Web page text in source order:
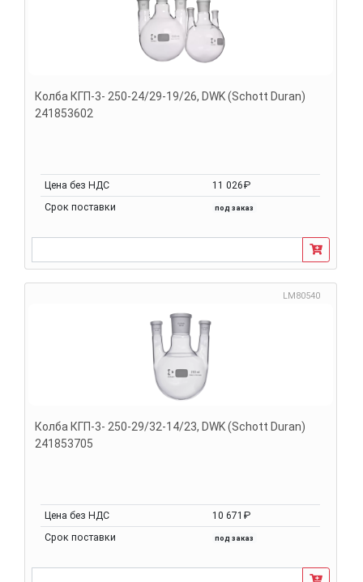
Колба КГП-3- 250-24/29-19/26, DWK (Schott Duran)
241853602
Цена без НДС
11 026₽
Срок поставки
под заказ
LM80540
Колба КГП-3- 250-29/32-14/23, DWK (Schott Duran)
241853705
Цена без НДС
10 671₽
Срок поставки
под заказ